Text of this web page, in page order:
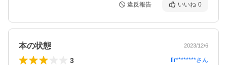
違反報告 いいね 0
本の状態 2023/12/6
3 fir********さん